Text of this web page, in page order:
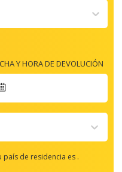
Y HORA DE DEVOLUCIÓN
país de residencia es .